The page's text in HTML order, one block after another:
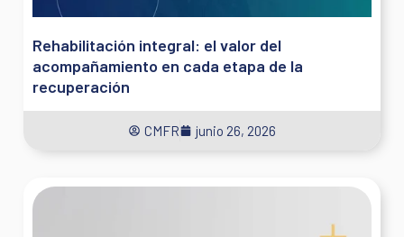
Rehabilitación integral: el valor del
acompañamiento en cada etapa de la
recuperación
CMFR junio 26, 2026